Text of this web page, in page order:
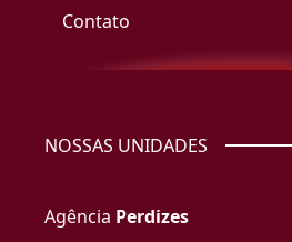
Contato
NOSSAS UNIDADES
Agência Perdizes